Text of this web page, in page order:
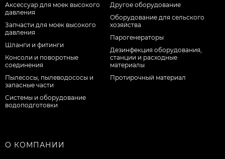
Аксессуар для моек высокого
давления
Запчасти для моек высокого
давления
Шланги и фитинги
Консоли и поворотные
соединения
Пылесосы, пылеводососы и
запасные части
Системы и оборудование
водоподготовки
Другое оборудование
Оборудование для сельского
хозяйства
Парогенераторы
Дезинфекция оборудования,
станции и расходные
материалы
Протирочный материал
О КОМПАНИИ